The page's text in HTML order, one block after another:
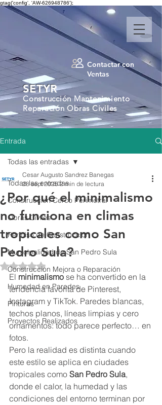
gtag('config', 'AW-626948786');
Contactar con
Ventas
SETYR
Construcción Mantenimiento
Reparación Obras Civiles
Entrada
Todas las entradas
Construccion Cerco Perimetral
Obras Civiles
Permiso de Construcción
Municipalidad de San Pedro Sula
Construcción Mejora o Reparación
Humedad en Paredes
Pinturas
Proyectos Realizados
Todas las entradas
¿Por qué el minimalismo
no funciona en climas
tropicales como San
Pedro Sula?
Cesar Augusto Sandrez Banegas
28 sept 2025 2 min de lectura
Obtuvo NaN de 5 estrellas.
El minimalismo se ha convertido en la
tendencia favorita de Pinterest,
Instagram y TikTok. Paredes blancas,
techos planos, líneas limpias y cero
ornamentos: todo parece perfecto… en
fotos.
Pero la realidad es distinta cuando
este estilo se aplica en ciudades
tropicales como San Pedro Sula,
donde el calor, la humedad y las
condiciones del entorno terminan por